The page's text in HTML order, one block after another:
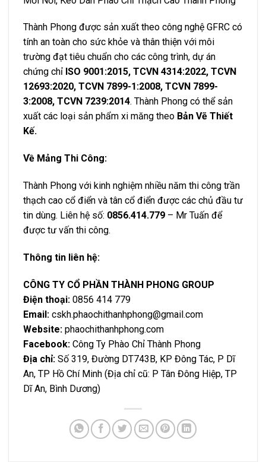
Thành Phong được sản xuất theo công nghệ GFRC có
tính an toàn cho sức khỏe và thân thiện với môi
trường đạt tiêu chuẩn cho các công trình, dự án
chứng chỉ ISO 9001:2015, TCVN 4314:2022, TCVN
12693:2020, TCVN 7899-1:2008, TCVN 7899-
3:2008, TCVN 7239:2014. Thành Phong có thể sản
xuất các loại sản phẩm xi măng theo Bản Vẽ Thiết
Kế.
Về Mảng Thi Công:
Thành Phong với kinh nghiệm nhiều năm thi công trần
thạch cao cổ điển và tân cổ điển được các chủ đầu tư
tin dùng. Liên hệ số: 0856.414.779 – Mr Tuấn để
được tư vấn thi công.
Thông tin liên hệ:
CÔNG TY CỔ PHẦN THÀNH PHONG GROUP
Điện thoại: 0856 414 779
Email: cskh.phaochithanhphong@gmail.com
Website: phaochithanhphong.com
Facebook: Công Ty Phào Chỉ Thành Phong
Địa chỉ: Số 319, Đường DT743B, KP Đông Tác, P Dĩ
An, TP Hồ Chí Minh (Địa chỉ cũ: P Tân Đông Hiệp, TP
Dĩ An, Bình Dương)